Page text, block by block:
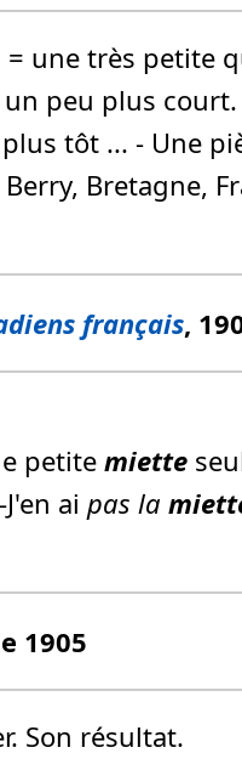
= une très petite
peu plus
tôt ... - Une
Bretagne,
français,
petite miette
ai pas la
1905
Son résultat.